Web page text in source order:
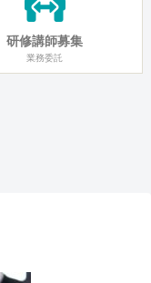
研修講師募集
業務委託